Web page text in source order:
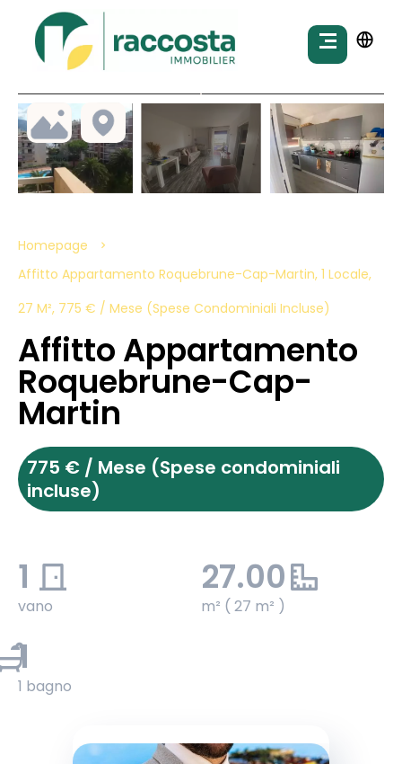
Homepage
Affitto Appartamento Roquebrune-Cap-Martin, 1 Locale,
27 M², 775 € / Mese (Spese Condominiali Incluse)
Affitto Appartamento
Roquebrune-Cap-
Martin
775 € / Mese (Spese condominiali
incluse)
1
vano
27.00
m² ( 27 m² )
1
1 bagno